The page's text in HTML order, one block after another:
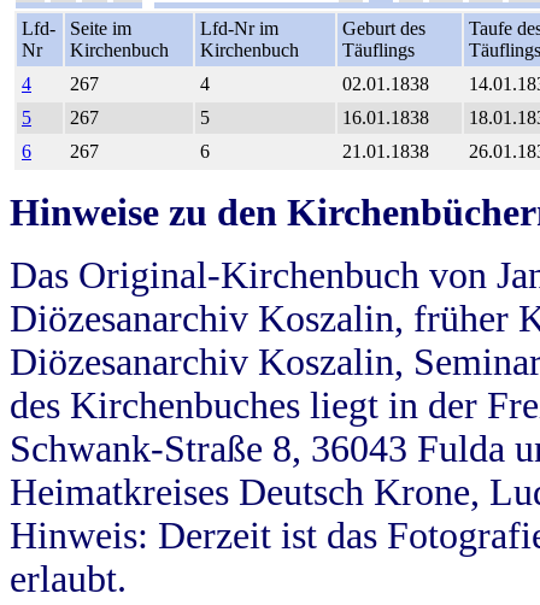
Lfd-
Nr
Seite im
Kirchenbuch
Lfd-Nr im
Kirchenbuch
Geburt des
Täuflings
Taufe
Täuflings
4
267 4 02.01.1838
5
267 5 16.01.1838
6
267 6 21.01.1838
Hinweise zu den
Das Original-Kirchenbuch von
Diözesanarchiv Koszalin, früher
Diözesanarchiv Koszalin,
des Kirchenbuches liegt in der
Schwank-Straße 8, 36043 Fulda
Heimatkreises Deutsch Krone,
Hinweis: Derzeit ist das
erlaubt.